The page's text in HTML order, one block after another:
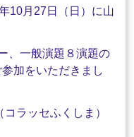
10月 27 日（日）に山
、一般演題８演題の
加をいただきまし
ラッセふくしま）